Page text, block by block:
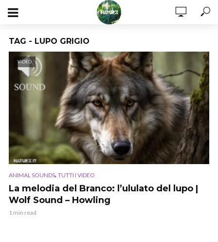
TAG - LUPO GRIGIO
VIDEO
ANIMAL SOUNDS, TUTTI I VIDEO
La melodia del Branco: l’ululato del lupo |
Wolf Sound – Howling
1 min read